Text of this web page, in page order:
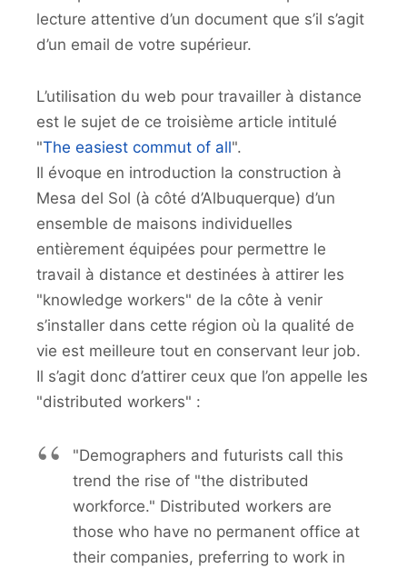
lecture attentive d’un document que s’il s’agit
d’un email de votre supérieur.
L’utilisation du web pour travailler à distance
est le sujet de ce troisième article intitulé
"The easiest commut of all".
Il évoque en introduction la construction à
Mesa del Sol (à côté d’Albuquerque) d’un
ensemble de maisons individuelles
entièrement équipées pour permettre le
travail à distance et destinées à attirer les
"knowledge workers" de la côte à venir
s’installer dans cette région où la qualité de
vie est meilleure tout en conservant leur job.
Il s’agit donc d’attirer ceux que l’on appelle les
"distributed workers" :
"Demographers and futurists call this
trend the rise of "the distributed
workforce." Distributed workers are
those who have no permanent office at
their companies, preferring to work in